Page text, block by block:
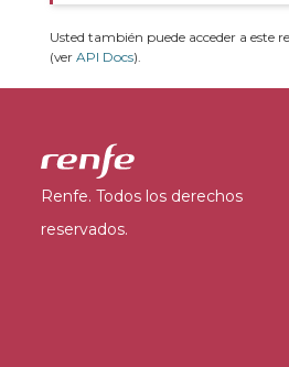
Usted también puede acceder a este
(ver API Docs).
Renfe. Todos los derechos
reservados.